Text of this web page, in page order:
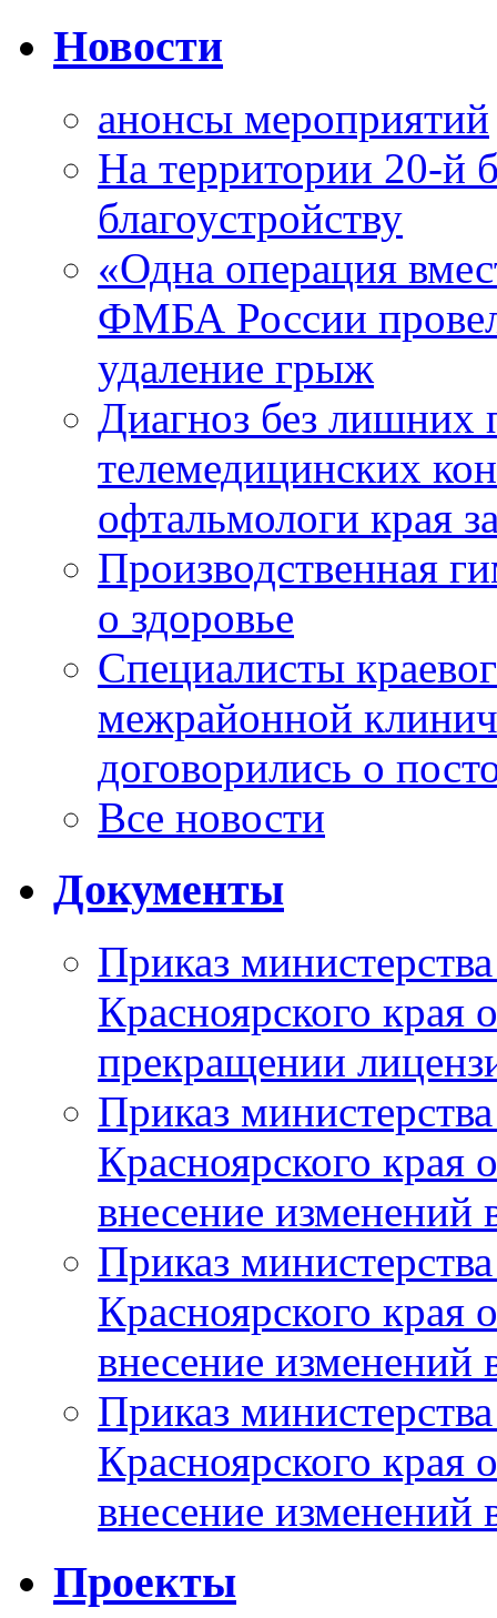
Новости
анонсы мероприятий
На территории 20-й
благоустройству
«Одна операция
ФМБА России
удаление грыж
Диагноз без лишних
телемедицинских
офтальмологи края
Производственная
о здоровье
Специалисты
межрайонной
договорились о
Все новости
Документы
Приказ
Красноярского
прекращении
Приказ
Красноярского
внесение изменений
Приказ
Красноярского
внесение изменений
Приказ
Красноярского
внесение изменений
Проекты